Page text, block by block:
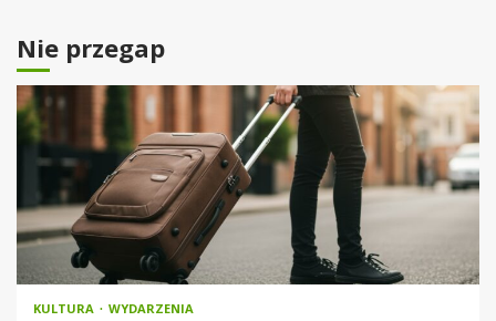
Nie przegap
KULTURA WYDARZENIA